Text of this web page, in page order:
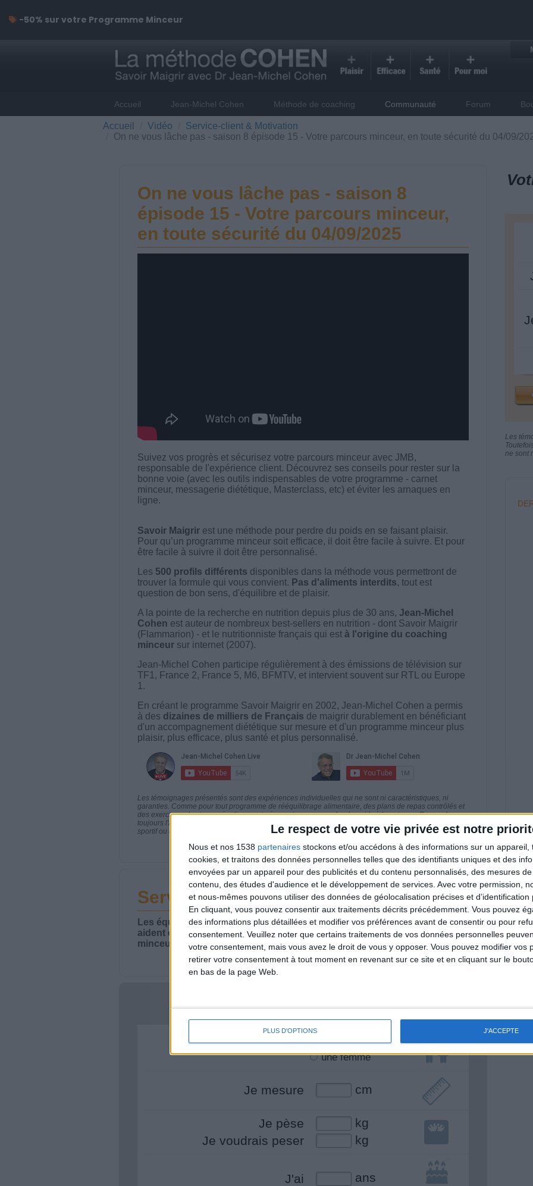
Le respect de votre vie privée est notre
Nous et nos 1538 partenaires stockons et/ou accédons à des informations sur un appareil,
cookies, et traitons des données personnelles telles que des identifiants uniques et des
envoyées par un appareil pour des publicités et du contenu personnalisés, des mesures
contenu, des études d'audience et le développement de services. Avec votre permission,
et nous-mêmes pouvons utiliser des données de géolocalisation précises et d’identification
En cliquant, vous pouvez consentir aux traitements décrits précédemment. Vous pouvez
des informations plus détaillées et modifier vos préférences avant de consentir ou pour
consentement. Veuillez noter que certains traitements de vos données personnelles
votre consentement, mais vous avez le droit de vous y opposer. Vous pouvez modifier vos
retirer votre consentement à tout moment en revenant sur ce site et en cliquant sur le
en bas de la page Web.
PLUS D'OPTIONS J'ACCEPTE
Accueil Jean-Michel Cohen Méthode de coaching Communauté Forum
Accueil Vidéo
Service-client & Motivation
On ne vous lâche pas - saison 8 épisode 15 - Votre parcours minceur, en toute sécurité du 04/09/
On ne vous lâche pas - saison 8
épisode 15 - Votre parcours minceur,
en toute sécurité du 04/09/2025
Suivez vos progrès et sécurisez votre parcours minceur avec JMB,
responsable de l'expérience client. Découvrez ses conseils pour rester sur la
bonne voie (avec les outils indispensables de votre programme - carnet
minceur, messagerie diététique, Masterclass, etc) et éviter les arnaques en
ligne.
Savoir Maigrirest une méthode pour perdre du poids en se faisant plaisir.
Pour qu’un programme minceur soit efficace, il doit être facile à suivre. Et pour
être facile à suivre il doit être personnalisé.
Les 500 profils différents disponibles dans la méthode vous permettront de
trouver la formule qui vous convient. Pas d'aliments interdits, tout est
question de bon sens, d'équilibre et de plaisir.
A la pointe de la recherche en nutrition depuis plus de 30 ans, Jean-Michel
Cohen est auteur de nombreux best-sellers en nutrition - dont Savoir Maigrir
(Flammarion) - et le nutritionniste français qui est à l'origine du coaching
minceursur internet (2007).
Jean-Michel Cohen participe régulièrement à des émissions de télévision sur
TF1, France 2, France 5, M6, BFMTV, et intervient souvent sur RTL ou Europe
1.
En créant le programme Savoir Maigrir en 2002, Jean-Michel Cohen a permis
à des dizaines de milliers de Français de maigrir durablement en bénéficiant
d'un accompagnement diététique sur mesure et d'un programme minceur plus
plaisir, plus efficace, plus santé et plus personnalisé.
Les témoignages présentés sont des expériences individuelles qui ne sont ni caractéristiques, ni
garanties. Comme pour tout programme de rééquilibrage alimentaire, des plans de repas contrôlés et
des exercices physiques réguliers sont nécessaires pour perdre du poids à long terme. Demandez
toujours l'avis de votre médecin traitant avant d'entreprendre un régime amincissant, un programme
sportif ou de modifier vos habitudes nutritionnelles.
Service-client & Motivation Voir tout
Les équipes du Service-client et de la Communauté Savoir Maigrir vous
aident chaque semaine à vous rapprocher sereinement de votre objectif
minceur.
Votre bilan minceur(env. 2 min)
Je suis
un homme
une femme
Je mesure cm
Je pèse
kg
Je voudrais peser
kg
J'ai ans
Les
ne sont
-50% sur votre Programme Minceur